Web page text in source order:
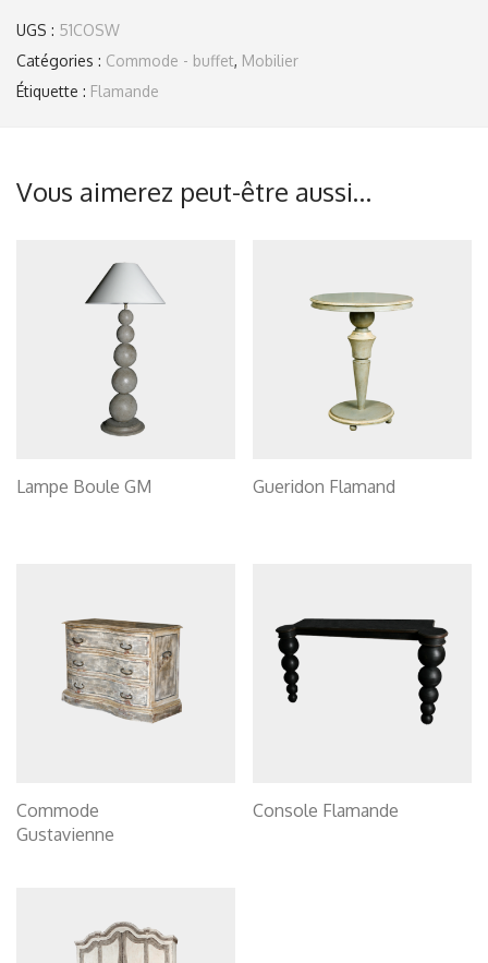
UGS : 51COSW
Catégories : Commode - buffet, Mobilier
Étiquette : Flamande
Vous aimerez peut-être aussi…
Lampe Boule GM Gueridon Flamand
Commode
Gustavienne
Console Flamande